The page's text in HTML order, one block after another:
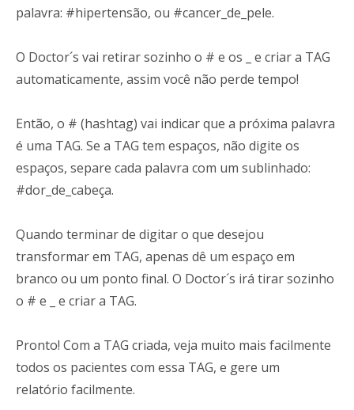
palavra: #hipertensão, ou #cancer_de_pele.
O Doctor´s vai retirar sozinho o # e os _ e criar a TAG
automaticamente, assim você não perde tempo!
Então, o # (hashtag) vai indicar que a próxima palavra
é uma TAG. Se a TAG tem espaços, não digite os
espaços, separe cada palavra com um sublinhado:
#dor_de_cabeça.
Quando terminar de digitar o que desejou
transformar em TAG, apenas dê um espaço em
branco ou um ponto final. O Doctor´s irá tirar sozinho
o # e _ e criar a TAG.
Pronto! Com a TAG criada, veja muito mais facilmente
todos os pacientes com essa TAG, e gere um
relatório facilmente.